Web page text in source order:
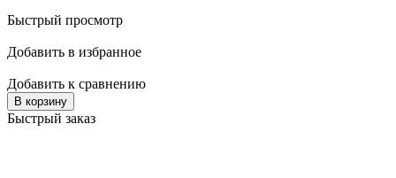
Быстрый просмотр
Добавить в избранное
Добавить к сравнению
В корзину
Быстрый заказ